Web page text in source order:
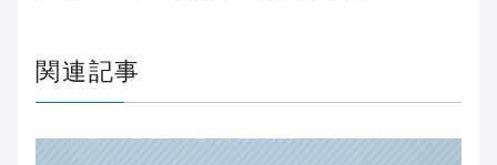
関連記事